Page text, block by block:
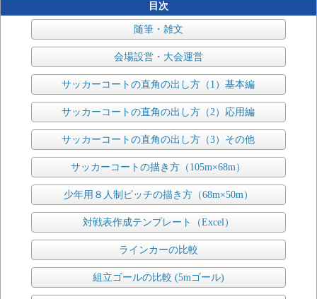
目次
随筆・雑文
会場設営・大会運営
サッカーコートの直角の出し方（1）基本編
サッカーコートの直角の出し方（2）応用編
サッカーコートの直角の出し方（3）その他
サッカーコートの描き方（105m×68m）
少年用８人制ピッチの描き方（68m×50m）
対戦表作成テンプレート（Excel）
ラインカーの比較
組立ゴールの比較 (5mゴール)